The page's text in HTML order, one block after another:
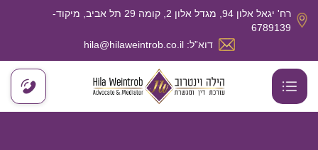
רח' יגאל אלון 94, מגדל אלון 2, קומה 29 תל אביב, מיקוד-
6789139
דוא”ל: hila@hilaweintrob.co.il